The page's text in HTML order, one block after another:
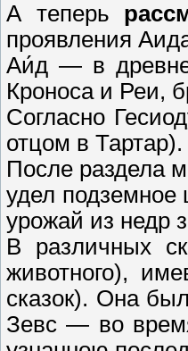
А теперь
проявления
Аи́д — в
Кроноса и Реи,
Согласно
отцом в Тартар).
После раздела
удел подземное
урожай из недр
В различных
животного),
сказок). Она
Зевс — во